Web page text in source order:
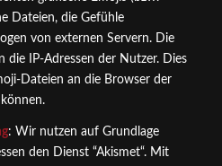
Dateien, die Gefühle
von externen Servern. Die
die IP-Adressen der Nutzer. Dies
Dateien an die Browser der
: Wir nutzen auf Grundlage
den Dienst “Akismet“. Mit